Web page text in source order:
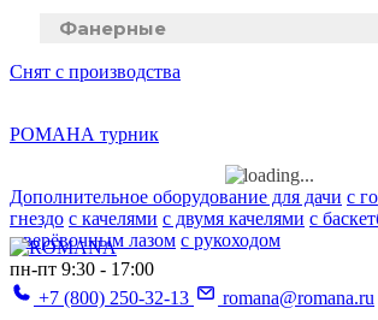
Фанерные
Снят с производства
РОМАНА турник
Дополнительное оборудование для дачи с
гнездо с качелями с двумя качелями с
с верёвочным лазом с рукоходом
пн-пт 9:30 - 17:00
+7 (800) 250-32-13
romana@romana.ru